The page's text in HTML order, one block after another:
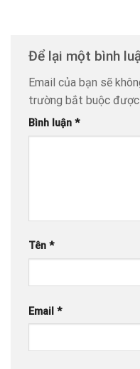
Để lại một bình
Email của bạn sẽ
trường bắt buộc được
Bình luận *
Tên *
Email *